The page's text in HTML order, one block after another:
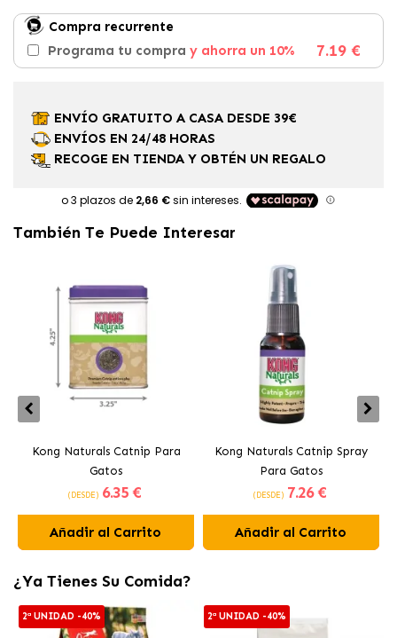
Compra recurrente
Programa tu compra y ahorra un 10% 7.19 €
ENVÍO GRATUITO A CASA DESDE 39€
ENVÍOS EN 24/48 HORAS
RECOGE EN TIENDA Y OBTÉN UN REGALO
También Te Puede Interesar
Kong Naturals Catnip Para
Gatos
(DESDE) 6.35 €
Añadir al Carrito
Kong Naturals Catnip Spray
Para Gatos
(DESDE) 7.26 €
Añadir al Carrito
¿Ya Tienes Su Comida?
2ª UNIDAD -40% 2ª UNIDAD -40%